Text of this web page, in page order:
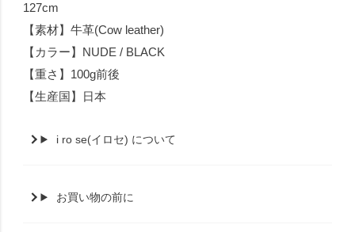
127cm
【素材】牛革(Cow leather)
【カラー】NUDE / BLACK
【重さ】100g前後
【生産国】日本
i ro se(イロセ) について
お買い物の前に